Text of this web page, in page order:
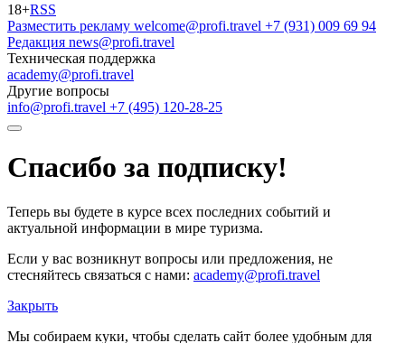
18+RSS
Разместить рекламу welcome@profi.travel +7 (931) 009 69 94
Редакция news@profi.travel
Техническая поддержка
academy@profi.travel
Другие вопросы
info@profi.travel +7 (495) 120-28-25
Спасибо за подписку!
Теперь вы будете в курсе всех последних событий и
актуальной информации в мире туризма.
Если у вас возникнут вопросы или предложения, не
стесняйтесь связаться с нами: academy@profi.travel
Закрыть
Мы собираем куки, чтобы сделать сайт более удобным для